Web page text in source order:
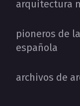
arquitectura
pioneros de
española
archivos de